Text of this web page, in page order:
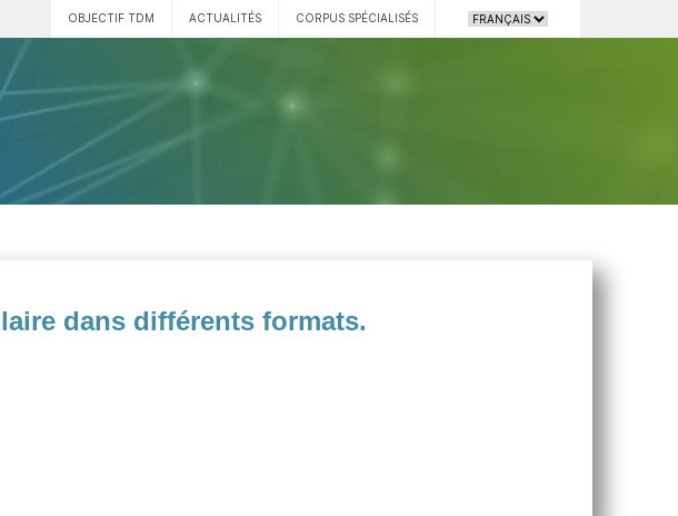
OBJECTIF TDM ACTUALITÉS CORPUS SPÉCIALISÉS
dans différents formats.